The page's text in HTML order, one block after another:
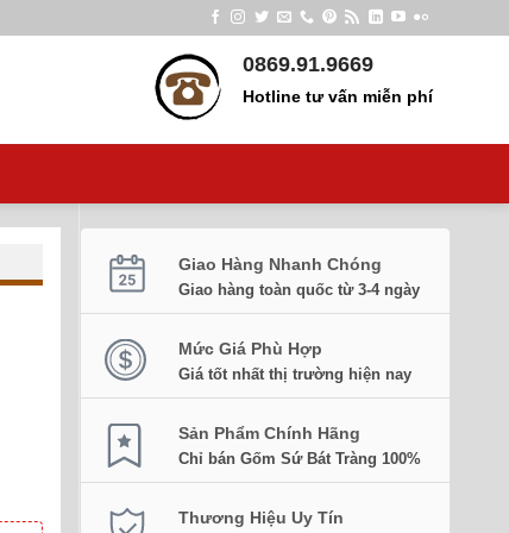
0869.91.9669
Hotline tư vấn miễn phí
Giao Hàng Nhanh Chóng
Giao hàng toàn quốc từ 3-4 ngày
Mức Giá Phù Hợp
Giá tốt nhất thị trường hiện nay
Sản Phẩm Chính Hãng
Chỉ bán Gốm Sứ Bát Tràng 100%
Thương Hiệu Uy Tín